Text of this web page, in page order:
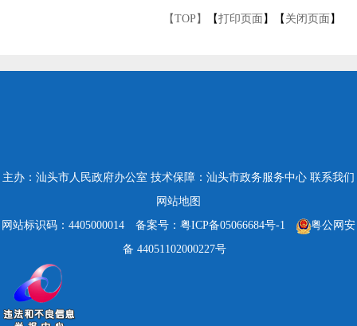
【TOP】 【打印页面 】【 关闭页面 】
主办：汕头市人民政府办公室 技术保障：汕头市政务服务中心 联系我们
网站地图
网站标识码：4405000014
备案号：粤ICP备05066684号-1
粤公网安
备 44051102000227号